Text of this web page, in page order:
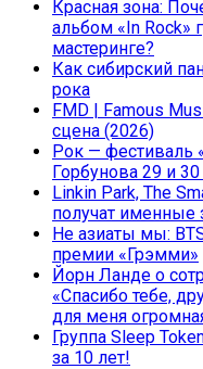
Красная зона:
альбом «In Rock»
мастеринге?
Как сибирский
рока
FMD | Famous
сцена (2026)
Рок — фестиваль
Горбунова 29 и 30
Linkin Park, The
получат именные
Не азиаты мы:
премии «Грэмми»
Йорн Ланде о
«Спасибо тебе,
для меня
Группа Sleep
за 10 лет!